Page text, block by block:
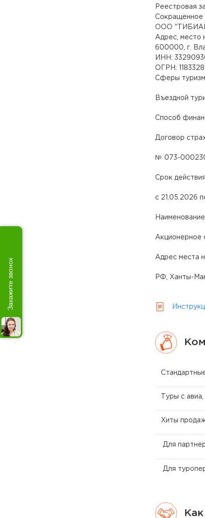
Реестровая
Сокращенное
ООО
Адрес, место
600000, г.
ИНН:
ОГРН:
Сферы
Въездной
Способ
Договор
№ 073-
Срок
с 21.05.2026
Акционерное
Адрес места
РФ, Ханты-
Туры с
Хиты
Для
Для
Закажите звонок